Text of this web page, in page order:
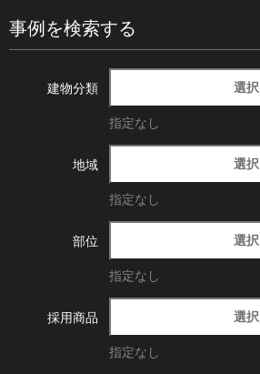
事例を検索する
建物分類 選択
指定なし
地域 選択
指定なし
部位 選択
指定なし
採用商品 選択
指定なし